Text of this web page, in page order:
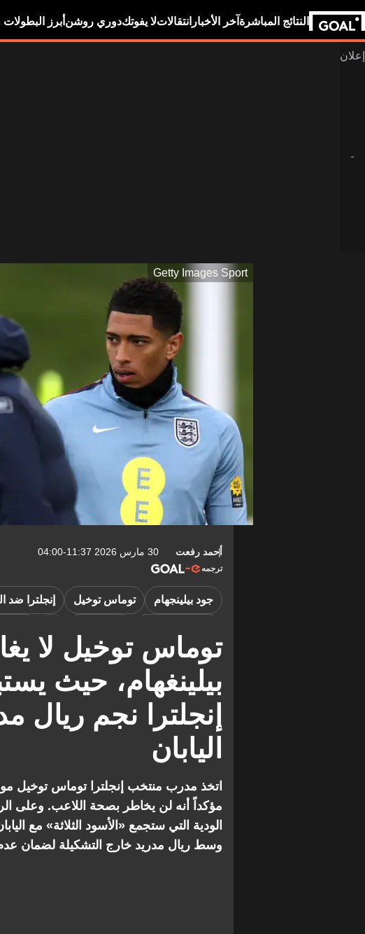
النتائج المباشرة آخر الأخبار انتقالاتلا يفوتكدوري روشن أبرز البطولات
Getty Images Sport
أحمد رفعت 30 مارس 2026 11:37-04:00
ترجمه
توماس توخيل لا
بيلينغهام، حيث
إنجلترا نجم ريال
اليابان
جود بيلينجهام توماس توخيل إنجلترا ضد
اتخذ مدرب منتخب إنجلترا توماس توخيل
مؤكداً أنه لن يخاطر بصحة اللاعب. وعلى
الودية التي ستجمع «الأسود الثلاثة» مع
وسط ريال مدريد خارج التشكيلة لضمان